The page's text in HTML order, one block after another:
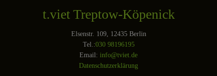
t.viet Treptow-Köpenick
Elsenstr. 109, 12435 Berlin
Tel.:030 98196195
Email: info@tviet.de
Datenschutzerklärung